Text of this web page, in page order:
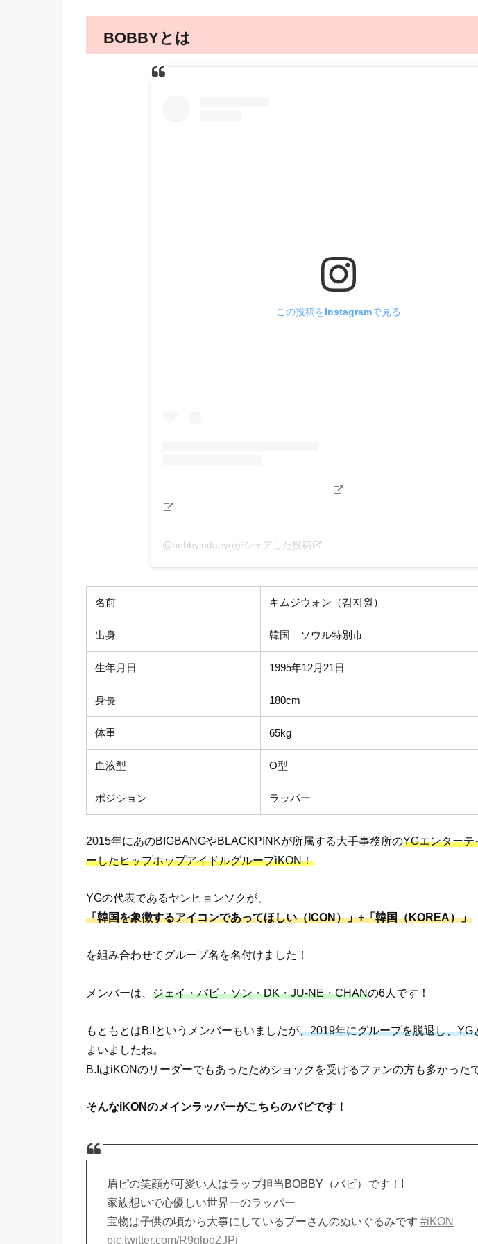
BOBBYとは
この投稿をInstagramで見る
@bobbyindaeyoがシェアした投稿
名前 キムジウォン（김지원）
出身 韓国 ソウル特別市
生年月日 1995年12月21日
身長 180cm
体重 65kg
血液型 O型
ポジション ラッパー
2015年にあのBIGBANGやBLACKPINKが所属する大手事務所のYGエンター
ーしたヒップホップアイドルグループiKON！
YGの代表であるヤンヒョンソクが、
「韓国を象徴するアイコンであってほしい（ICON）」+「韓国（KOREA）」
を組み合わせてグループ名を名付けました！
メンバーは、 ジェイ・バビ・ソン・DK・JU-NE・CHANの6人です！
もともとはB.Iというメンバーもいましたが、2019年にグループを脱退し、YG
まいましたね。
B.IはiKONのリーダーでもあったためショックを受けるファンの方も多かったで
そんなiKONのメインラッパーがこちらのバビです！
眉ピの笑顔が可愛い人はラップ担当BOBBY（バビ）です！!
家族想いで心優しい世界一のラッパー
宝物は子供の頃から大事にしているプーさんのぬいぐるみです#iKON
pic.twitter.com/R9glpoZJPj